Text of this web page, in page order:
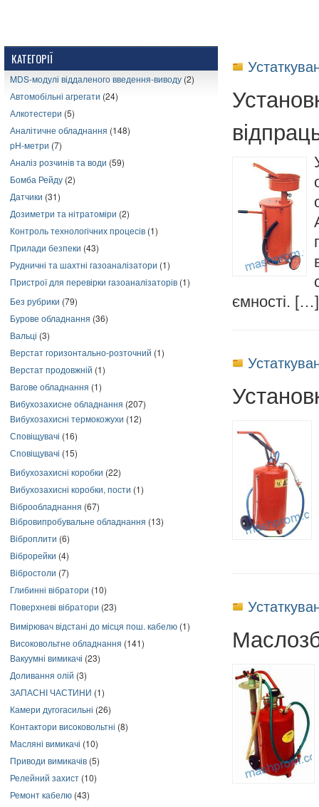
КАТЕГОРІЇ
MDS-модулі віддаленого введення-виводу (2)
Автомобільні агрегати (24)
Алкотестери (5)
Аналітичне обладнання (148)
pH-метри (7)
Аналіз розчинів та води (59)
Бомба Рейду (2)
Датчики (31)
Дозиметри та нітратоміри (2)
Контроль технологічних процесів (1)
Прилади безпеки (43)
Рудничні та шахтні газоаналізатори (1)
Пристрої для перевірки газоаналізаторів (1)
Без рубрики (79)
Бурове обладнання (36)
Вальці (3)
Верстат горизонтально-розточний (1)
Верстат продовжній (1)
Вагове обладнання (1)
Вибухозахисне обладнання (207)
Вибухозахисні термокожухи (12)
Сповіщувачі (16)
Сповіщувачі (15)
Вибухозахисні коробки (22)
Вибухозахисні коробки, пости (1)
Віброобладнання (67)
Вібровипробувальне обладнання (13)
Віброплити (6)
Віброрейки (4)
Вібростоли (7)
Глибинні вібратори (10)
Поверхневі вібратори (23)
Вимірювач відстані до місця пош. кабелю (1)
Високовольтне обладнання (141)
Вакуумні вимикачі (23)
Доливання олій (3)
ЗАПАСНІ ЧАСТИНИ (1)
Камери дугогасильні (26)
Контактори високовольтні (8)
Масляні вимикачі (10)
Приводи вимикачів (5)
Релейний захист (10)
Ремонт кабелю (43)
ємності. […]